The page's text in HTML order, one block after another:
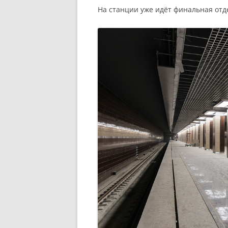
На станции уже идёт финальная